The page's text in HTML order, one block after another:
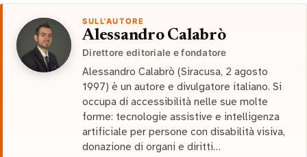
SULL'AUTORE
Alessandro Calabrò
Direttore editoriale e fondatore
Alessandro Calabrò (Siracusa, 2 agosto
1997) è un autore e divulgatore italiano. Si
occupa di accessibilità nelle sue molte
forme: tecnologie assistive e intelligenza
artificiale per persone con disabilità visiva,
donazione di organi e diritti…